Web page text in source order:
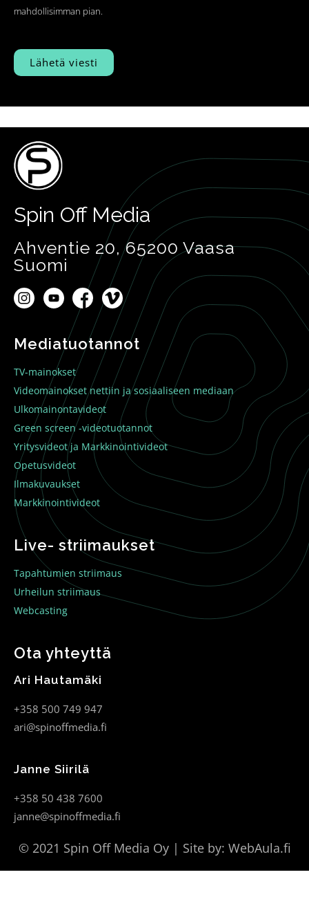
mahdollisimman pian.
Spin Off Media
Ahventie 20, 65200 Vaasa
Suomi
Mediatuotannot
TV-mainokset
Videomainokset nettiin ja sosiaaliseen mediaan
Ulkomainontavideot
Green screen -videotuotannot
Yritysvideot ja Markkinointivideot
Opetusvideot
Ilmakuvaukset
Markkinointivideot
Live- striimaukset
Tapahtumien striimaus
Urheilun striimaus
Webcasting
Ota yhteyttä
Ari Hautamäki
+358 500 749 947
ari@spinoffmedia.fi
Janne Siirilä
+358 50 438 7600
janne@spinoffmedia.fi
© 2021 Spin Off Media Oy | Site by: WebAula.fi